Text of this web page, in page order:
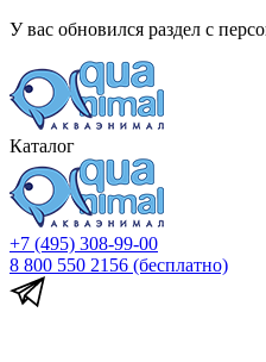
У вас обновился раздел с
Каталог
+7 (495) 308-99-00
8 800 550 2156 (бесплатно)